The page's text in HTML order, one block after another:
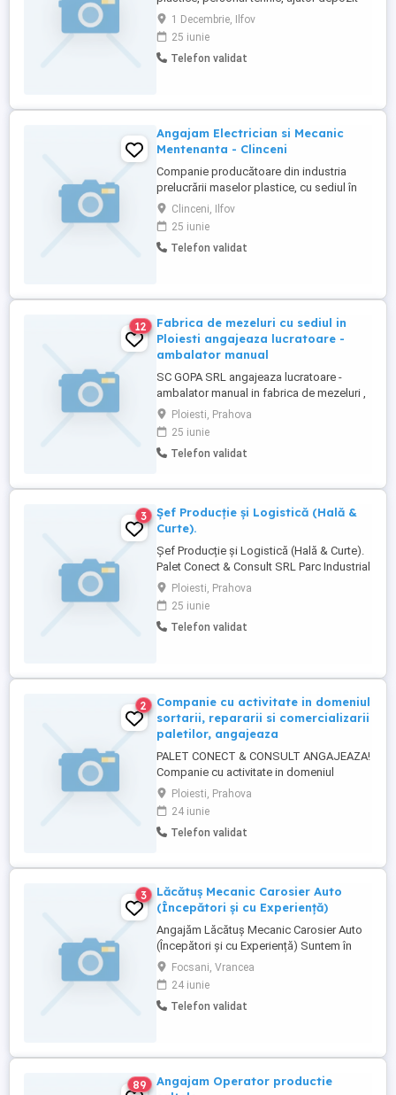
pregatire marfa.
1 Decembrie, Ilfov
25 iunie
Telefon validat
Angajam Electrician si Mecanic
Mentenanta - Clinceni
Companie producătoare din industria
prelucrării maselor plastice, cu sediul în
Clinceni, județul Ilfov, își mărește echipa și
angajează: Reglor mașini de prelucrare
mase plastice Mecanic întreținere
Electrician întreținere și reparații mașini
Clinceni, Ilfov
25 iunie
Telefon validat
12
Fabrica de mezeluri cu sediul in
Ploiesti angajeaza lucratoare -
ambalator manual
SC GOPA SRL angajeaza lucratoare -
ambalator manual in fabrica de mezeluri ,
cu experienta pe un post similar
Ploiesti, Prahova
25 iunie
Telefon validat
3
Șef Producție și Logistică (Hală &
Curte).
Șef Producție și Logistică (Hală & Curte).
Palet Conect & Consult SRL Parc Industrial
Ploiești. Ce vei face? Vei coordona
activitatea operațională din hală și curte
reparație, sortare, stivuire și fluxul
comenzilor și vei avea misiunea de a
Ploiesti, Prahova
25 iunie
Telefon validat
2
Companie cu activitate in domeniul
sortarii, repararii si comercializarii
paletilor, angajeaza
PALET CONECT & CONSULT ANGAJEAZA!
Companie cu activitate in domeniul
sortarii, repararii si comercializarii
paletilor, angajeaza personal pentru
urmatoarele posturi: Muncitori necalificati
Sortatori paleti Reparatori paleti cu
calitate cu experienta Locatia ...
Ploiesti, Prahova
24 iunie
Telefon validat
3
Lăcătuș Mecanic Carosier Auto
(Începători și cu Experiență)
Angajăm Lăcătuș Mecanic Carosier Auto
(Începători și cu Experiență) Suntem în
căutarea unor colegi serioși și dornici de
muncă pentru postul de Lăcătuș Mecanic
Carosier Auto. Responsabilități: Realizarea
și repararea elementelor de caroserie
Focsani, Vrancea
24 iunie
Telefon validat
89
Angajam Operator productie